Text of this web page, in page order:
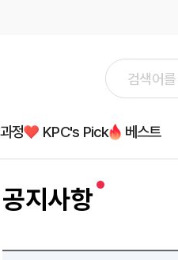
정 KPC's Pick 베스트
공지사항